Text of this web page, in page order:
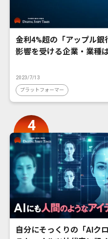
金利4%超の「アップル銀
影響を受ける企業・業種
2023/7/13
プラットフォーマー
自分にそっくりの「AIク